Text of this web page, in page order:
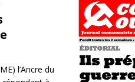
l’Ancre du